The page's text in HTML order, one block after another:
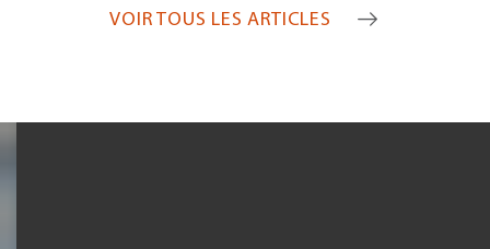
VOIR TOUS LES ARTICLES